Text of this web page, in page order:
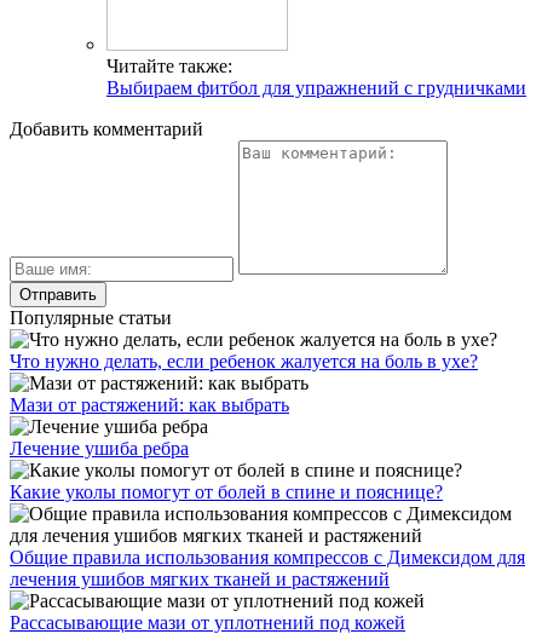
Читайте также:
Выбираем фитбол для упражнений с грудничками
Добавить комментарий
Популярные статьи
Что нужно делать, если ребенок жалуется на боль в ухе?
Мази от растяжений: как выбрать
Лечение ушиба ребра
Какие уколы помогут от болей в спине и пояснице?
Общие правила использования компрессов с Димексидом для
лечения ушибов мягких тканей и растяжений
Рассасывающие мази от уплотнений под кожей